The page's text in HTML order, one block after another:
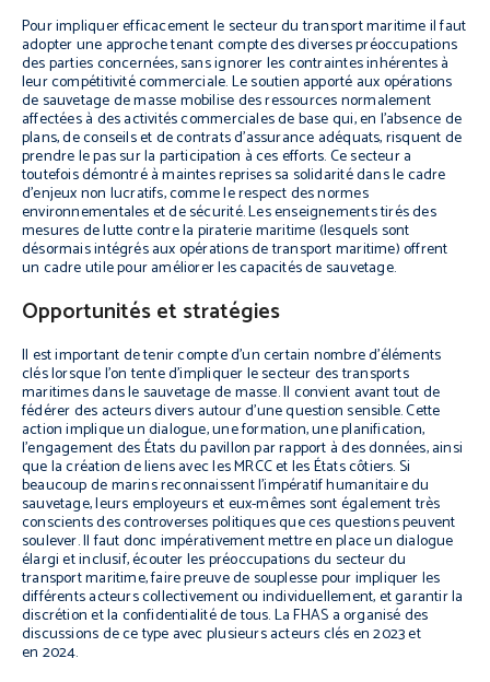
Pour impliquer efficacement le secteur du transport maritime il faut
adopter une approche tenant compte des diverses préoccupations
des parties concernées, sans ignorer les contraintes inhérentes à
leur compétitivité commerciale. Le soutien apporté aux opérations
de sauvetage de masse mobilise des ressources normalement
affectées à des activités commerciales de base qui, en l’absence de
plans, de conseils et de contrats d’assurance adéquats, risquent de
prendre le pas sur la participation à ces efforts. Ce secteur a
toutefois démontré à maintes reprises sa solidarité dans le cadre
d’enjeux non lucratifs, comme le respect des normes
environnementales et de sécurité. Les enseignements tirés des
mesures de lutte contre la piraterie maritime (lesquels sont
désormais intégrés aux opérations de transport maritime) offrent
un cadre utile pour améliorer les capacités de sauvetage.
Opportunités et stratégies
Il est important de tenir compte d’un certain nombre d’éléments
clés lorsque l’on tente d’impliquer le secteur des transports
maritimes dans le sauvetage de masse. Il convient avant tout de
fédérer des acteurs divers autour d’une question sensible. Cette
action implique un dialogue, une formation, une planification,
l’engagement des États du pavillon par rapport à des données, ainsi
que la création de liens avec les MRCC et les États côtiers. Si
beaucoup de marins reconnaissent l’impératif humanitaire du
sauvetage, leurs employeurs et eux-mêmes sont également très
conscients des controverses politiques que ces questions peuvent
soulever. Il faut donc impérativement mettre en place un dialogue
élargi et inclusif, écouter les préoccupations du secteur du
transport maritime, faire preuve de souplesse pour impliquer les
différents acteurs collectivement ou individuellement, et garantir la
discrétion et la confidentialité de tous. La FHAS a organisé des
discussions de ce type avec plusieurs acteurs clés en 2023 et
en 2024.